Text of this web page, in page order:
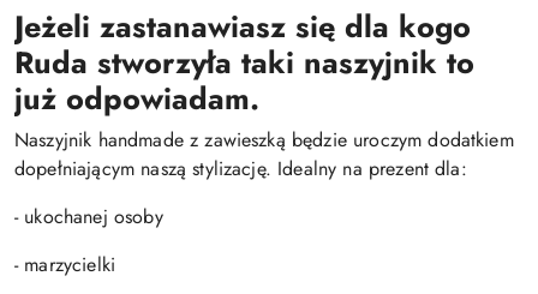
Jeżeli zastanawiasz się dla kogo
Ruda stworzyła taki naszyjnik to
już odpowiadam.
Naszyjnik handmade z zawieszką będzie uroczym dodatkiem
dopełniającym naszą stylizację. Idealny na prezent dla:
- ukochanej osoby
- marzycielki